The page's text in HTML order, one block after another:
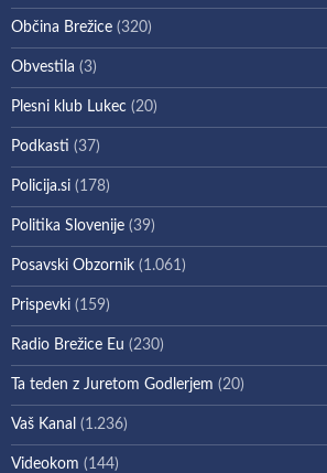
Občina Brežice (320)
Obvestila (3)
Plesni klub Lukec (20)
Podkasti (37)
Policija.si (178)
Politika Slovenije (39)
Posavski Obzornik (1.061)
Prispevki (159)
Radio Brežice Eu (230)
Ta teden z Juretom Godlerjem (20)
Vaš Kanal (1.236)
Videokom (144)